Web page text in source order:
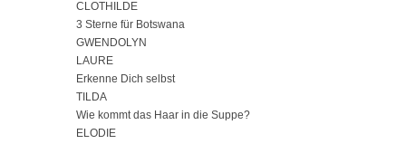
CLOTHILDE
3 Sterne für Botswana
GWENDOLYN
LAURE
Erkenne Dich selbst
TILDA
Wie kommt das Haar in die Suppe?
ELODIE